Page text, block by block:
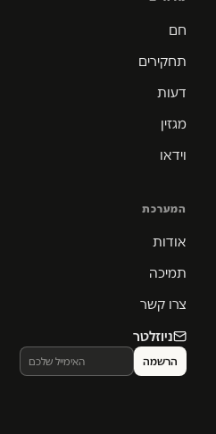
חם
תחקירים
דעות
מגזין
וידאו
המערכת
אודות
תמיכה
צרו קשר
ניוזלטר